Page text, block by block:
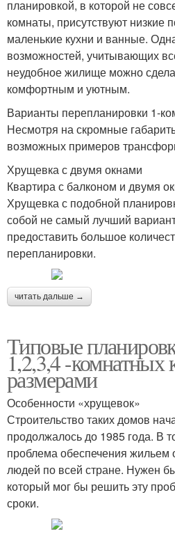
планировкой, в которой не
комнаты, присутствуют низкие
маленькие кухни и ванные.
возможностей, учитывающих
неудобное жилище можно
комфортным и уютным.
Варианты перепланировки 1-
Несмотря на скромные
возможных примеров
Хрущевка с двумя окнами
Квартира с балконом и двумя
Хрущевка с подобной
собой не самый лучший
предоставить большое
перепланировки.
читать дальше →
Типовые
1,2,3,4 -комнатных
размерами
Особенности «хрущевок»
Строительство таких домов
продолжалось до 1985 года. В
проблема обеспечения жильем
людей по всей стране. Нужен
который мог бы решить эту
сроки.